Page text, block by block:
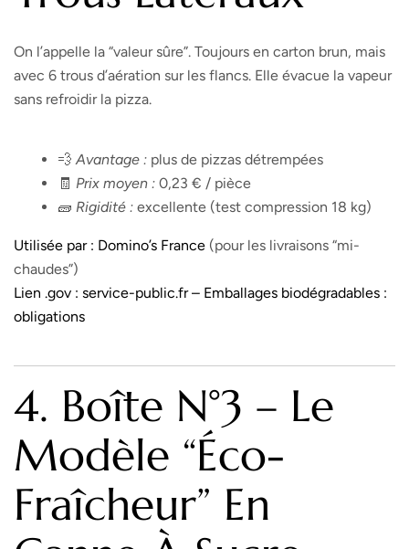
On l’appelle la “valeur sûre”. Toujours en carton brun, mais
avec 6 trous d’aération sur les flancs. Elle évacue la vapeur
sans refroidir la pizza.
💨Avantage : plus de pizzas détrempées
🧾 Prix moyen : 0,23 € / pièce
🧱 Rigidité : excellente (test compression 18 kg)
Utilisée par : Domino’s France (pour les livraisons “mi-
chaudes”)
Lien .gov : service-public.fr – Emballages biodégradables :
obligations
4. Boîte N°3 – Le
Modèle “éco-
Fraîcheur” En